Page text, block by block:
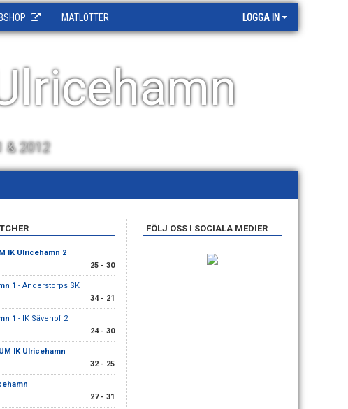
MATLOTTER LOGGA IN
& 2012
IK Ulricehamn 2
25 - 30
1 - Anderstorps SK
34 - 21
1 - IK Sävehof 2
24 - 30
IK Ulricehamn
32 - 25
27 - 31
FÖLJ OSS I SOCIALA MEDIER